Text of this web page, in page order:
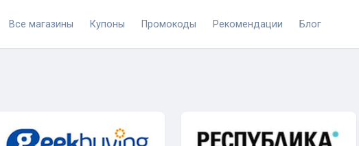
Все магазины Купоны Промокоды Рекомендации Блог